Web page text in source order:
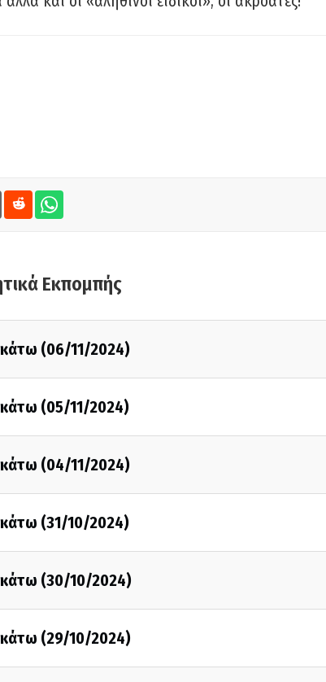
Εκπομπής
(06/11/2024)
(05/11/2024)
(04/11/2024)
(31/10/2024)
(30/10/2024)
(29/10/2024)